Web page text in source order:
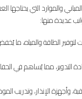
والموارد التي يحتاجها
عديدة منها:
لتوفير الطاقة والمياه، ما
التدوير، مما يُساهم في
وأجهزة الإنذار، وتدريب